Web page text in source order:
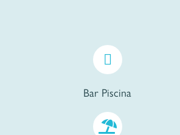
Bar Piscina